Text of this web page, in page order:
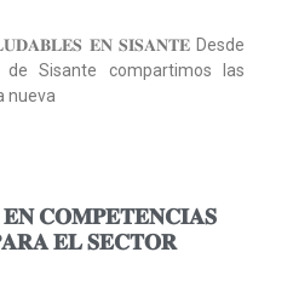
𝐄𝐍 𝐒𝐈𝐒𝐀𝐍𝐓𝐄 Desde
Sisante compartimos las
nueva
𝐂𝐎𝐌𝐏𝐄𝐓𝐄𝐍𝐂𝐈𝐀𝐒
𝐄𝐋 𝐒𝐄𝐂𝐓𝐎𝐑